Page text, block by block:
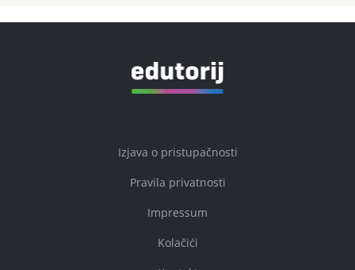
Izjava o pristupačnosti
Pravila privatnosti
Impressum
Kolačići